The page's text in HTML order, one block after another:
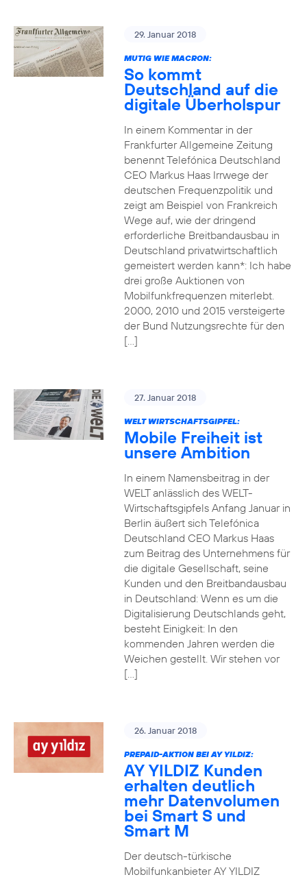
29. Januar 2018
MUTIG WIE MACRON:
So kommt
Deutschland auf die
digitale Überholspur
In einem Kommentar in der
Frankfurter Allgemeine Zeitung
benennt Telefónica Deutschland
CEO Markus Haas Irrwege der
deutschen Frequenzpolitik und
zeigt am Beispiel von Frankreich
Wege auf, wie der dringend
erforderliche Breitbandausbau in
Deutschland privatwirtschaftlich
gemeistert werden kann*: Ich habe
drei große Auktionen von
Mobilfunkfrequenzen miterlebt.
2000, 2010 und 2015 versteigerte
der Bund Nutzungsrechte für den
[…]
27. Januar 2018
WELT WIRTSCHAFTSGIPFEL:
Mobile Freiheit ist
unsere Ambition
In einem Namensbeitrag in der
WELT anlässlich des WELT-
Wirtschaftsgipfels Anfang Januar in
Berlin äußert sich Telefónica
Deutschland CEO Markus Haas
zum Beitrag des Unternehmens für
die digitale Gesellschaft, seine
Kunden und den Breitbandausbau
in Deutschland: Wenn es um die
Digitalisierung Deutschlands geht,
besteht Einigkeit: In den
kommenden Jahren werden die
Weichen gestellt. Wir stehen vor
[…]
26. Januar 2018
PREPAID-AKTION BEI AY YILDIZ:
AY YILDIZ Kunden
erhalten deutlich
mehr Datenvolumen
bei Smart S und
Smart M
Der deutsch-türkische
Mobilfunkanbieter AY YILDIZ